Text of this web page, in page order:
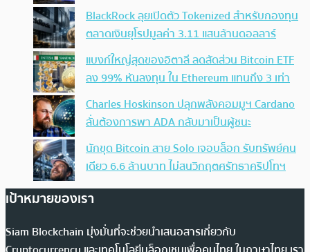
BlackRock ลุยเปิดตัว Tokenized สำหรับกองทุน
ตลาดเงินยุโรปมูลค่า 3.11 แสนล้านดอลลาร์
แบงก์ใหญ่สุดของอิตาลี ลดสัดส่วน Bitcoin ETF
ลง 99% หันลงทุน ใน Ethereum แทนถึง 3 เท่า
Charles Hoskinson ปลุกพลังคอมมูฯ Cardano
ลั่นต้องการพา ADA กลับมาเป็นผู้ชนะ
นักขุด Bitcoin สาย Solo เจอบล็อก รับทรัพย์คน
เดียว 6.6 ล้านบาท ไม่สนวิกฤตศรัทธาคริปโทฯ
เป้าหมายของเรา
Siam Blockchain มุ่งมั่นที่จะช่วยนำเสนอสารเกี่ยวกับ